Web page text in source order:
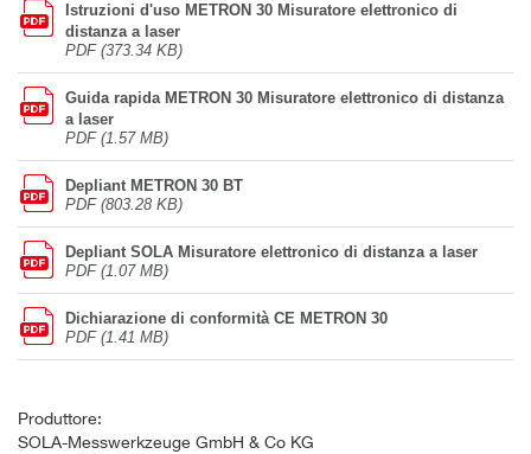
Istruzioni d'uso METRON 30 Misuratore elettronico di
distanza a laser
PDF (373.34 KB)
Guida rapida METRON 30 Misuratore elettronico di distanza
a laser
PDF (1.57 MB)
Depliant METRON 30 BT
PDF (803.28 KB)
Depliant SOLA Misuratore elettronico di distanza a laser
PDF (1.07 MB)
Dichiarazione di conformità CE METRON 30
PDF (1.41 MB)
Produttore:
SOLA-Messwerkzeuge GmbH & Co KG